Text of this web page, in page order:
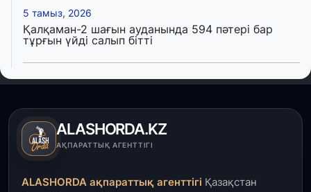
5 тамыз, 2026
Қалқаман-2 шағын ауданында 594 пәтері бар
тұрғын үйді салып бітті
4 тамыз, 2026
артады – Үкімет отырысы
3 тамыз, 2026
пайдалануға берілді
ALASHORDA.KZ
АҚПАРАТТЫҚ АГЕНТТІГІ
ALASHORDA ақпараттық агенттігі Қазақстан